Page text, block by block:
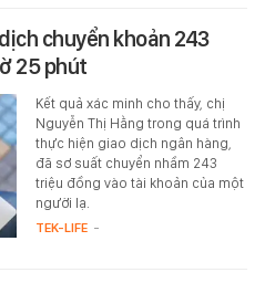
chuyển khoản 243
25 phút
Kết quả xác minh cho thấy, chị
Nguyễn Thị Hằng trong quá trình
thực hiện giao dịch ngân hàng,
đã sơ suất chuyển nhầm 243
triệu đồng vào tài khoản của một
người lạ.
TEK-LIFE -